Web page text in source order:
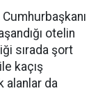
otelin
sırada şort
kaçış
alanlar da